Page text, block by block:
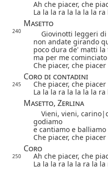
Ah che piacer, che
La la la ra la la la la ra
Masetto
240 Giovinotti leggeri di
non andate girando
poco dura de' matti la
ma per me
Che piacer, che
Coro di contadini
245 Che piacer, che
La la la ra la la la la ra
Masetto, Zerlina
Vieni, vieni, carino|
godiamo
e cantiamo e balliamo
Che piacer, che
Coro
250 Ah che piacer, che
La la la ra la la ra la la